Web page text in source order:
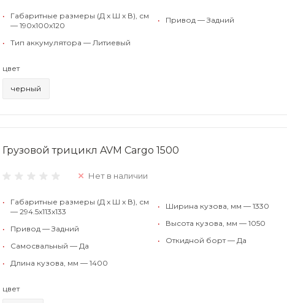
•
Габаритные размеры (Д x Ш x В), см
— 190x100x120
•
Тип аккумулятора — Литиевый
• Привод — Задний
цвет
черный
Грузовой трицикл AVM Cargo 1500
Нет в наличии
•
Габаритные размеры (Д x Ш x В), см
— 294.5x113x133
•
Привод — Задний
•
Самосвальный — Да
•
Длина кузова, мм — 1400
•
Ширина кузова, мм — 1330
•
Высота кузова, мм — 1050
•
Откидной борт — Да
цвет